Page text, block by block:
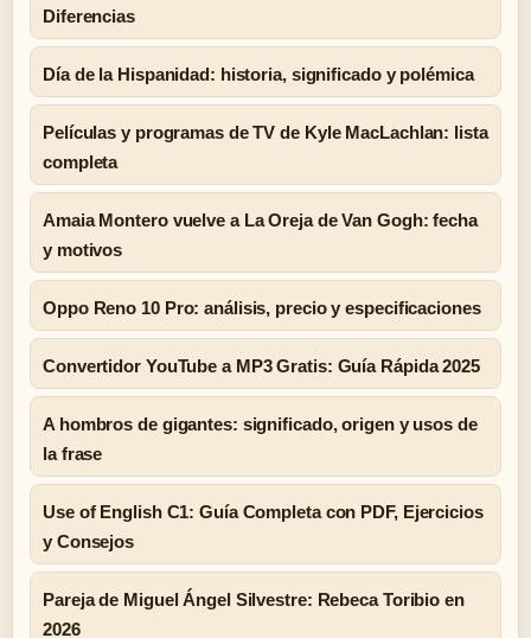
Diferencias
Día de la Hispanidad: historia, significado y polémica
Películas y programas de TV de Kyle MacLachlan: lista
completa
Amaia Montero vuelve a La Oreja de Van Gogh: fecha
y motivos
Oppo Reno 10 Pro: análisis, precio y especificaciones
Convertidor YouTube a MP3 Gratis: Guía Rápida 2025
A hombros de gigantes: significado, origen y usos de
la frase
Use of English C1: Guía Completa con PDF, Ejercicios
y Consejos
Pareja de Miguel Ángel Silvestre: Rebeca Toribio en
2026